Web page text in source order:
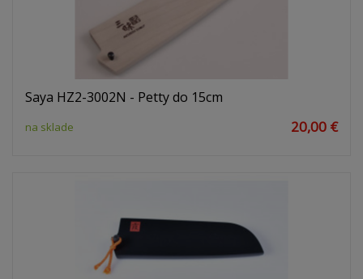
Saya HZ2-3002N - Petty do 15cm
na sklade 20,00 €